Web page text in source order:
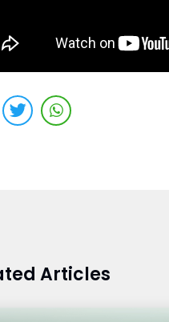
Articles